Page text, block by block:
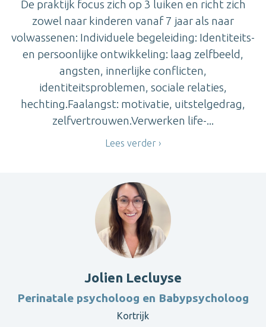
De praktijk focus zich op 3 luiken en richt zich
zowel naar kinderen vanaf 7 jaar als naar
volwassenen: Individuele begeleiding: Identiteits-
en persoonlijke ontwikkeling: laag zelfbeeld,
angsten, innerlijke conflicten,
identiteitsproblemen, sociale relaties,
hechting.Faalangst: motivatie, uitstelgedrag,
zelfvertrouwen.Verwerken life-...
Lees verder
Jolien Lecluyse
Perinatale psycholoog en Babypsycholoog
Kortrijk